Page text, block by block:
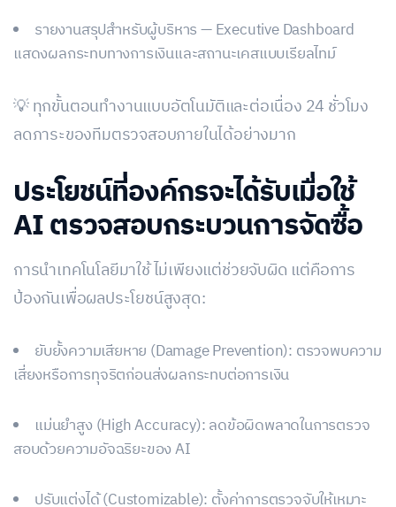
รายงานสรุปสำหรับผู้บริหาร — Executive Dashboard
แสดงผลกระทบทางการเงินและสถานะเคสแบบเรียลไทม์
💡 ทุกขั้นตอนทำงานแบบอัตโนมัติและต่อเนื่อง 24 ชั่วโมง
ลดภาระของทีมตรวจสอบภายในได้อย่างมาก
ประโยชน์ที่องค์กรจะได้รับเมื่อใช้
AI ตรวจสอบกระบวนการจัดซื้อ
การนำเทคโนโลยีมาใช้ ไม่เพียงแต่ช่วยจับผิด แต่คือการ
ป้องกันเพื่อผลประโยชน์สูงสุด:
ยับยั้งความเสียหาย (Damage Prevention): ตรวจพบความ
เสี่ยงหรือการทุจริตก่อนส่งผลกระทบต่อการเงิน
แม่นยำสูง (High Accuracy): ลดข้อผิดพลาดในการตรวจ
สอบด้วยความอัจฉริยะของ AI
ปรับแต่งได้ (Customizable): ตั้งค่าการตรวจจับให้เหมาะ